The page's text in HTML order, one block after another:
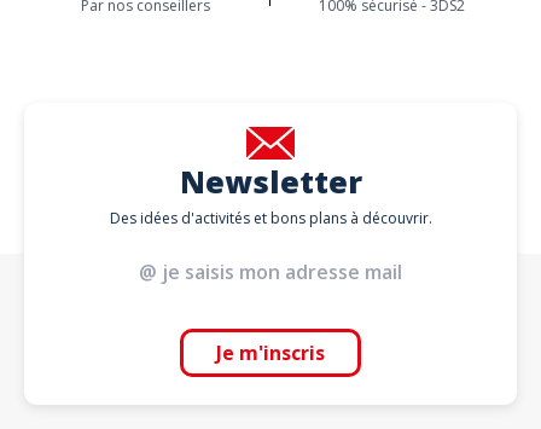
paiement "LATE BIRDS" ne sera pas entièrement payé. Les annulations
et remboursements ne sont pas possibles selon nos Conditions
ATTENTION : comme toutes nos activités elles n'ont lieu QUE
DE RÉSERVER notre disponibilité. En cas d'indisponibilité vous devrez
Langues parlées
Par nos conseillers 100% sécurisé - 3DS2
Newsletter
Des idées d'activités et bons plans à découvrir.
Je m'inscris